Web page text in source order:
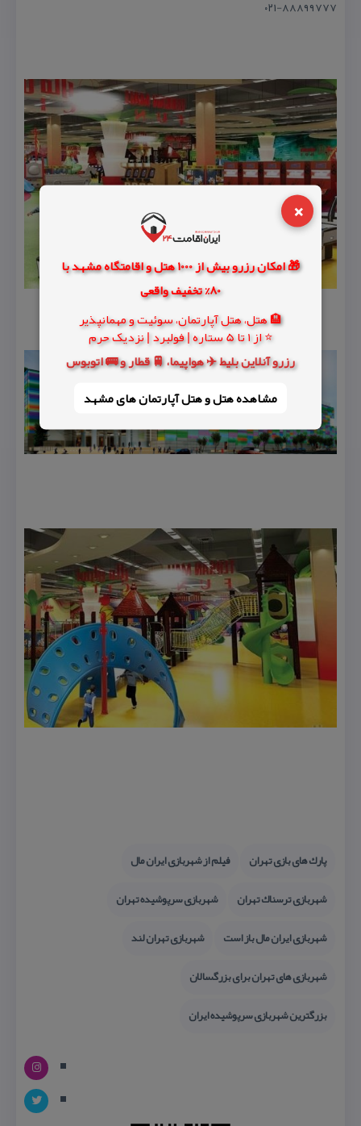
×
🎁 امکان رزرو بیش از 1000 هتل و اقامتگاه مشهد با
80% تخفیف واقعی
🏨 هتل، هتل آپارتمان، سوئیت و مهمانپذیر
⭐ از 1 تا 5 ستاره | فولبرد | نزدیک حرم
رزرو آنلاین بلیط ✈️ هواپیما، 🚆 قطار و 🚌 اتوبوس
مشاهده هتل و هتل‌ آپارتمان های مشهد
۰۲۱-۸۸۸۹۹۷۷۷
پارك های بازی تهران
فیلم از شهربازی ایران مال
شهربازی ترسناك تهران
شهربازی سرپوشیده تهران
شهربازی ایران مال باز است
شهربازی تهران لند
شهربازی های تهران برای بزرگسالان
بزرگترین شهربازی سرپوشیده ایران